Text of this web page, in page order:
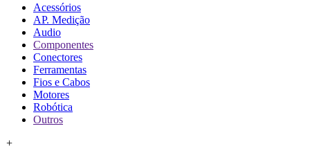
Acessórios
AP. Medição
Audio
Componentes
Conectores
Ferramentas
Fios e Cabos
Motores
Robótica
Outros
+